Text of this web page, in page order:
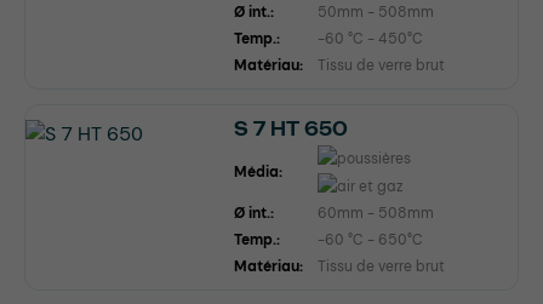
Ø int.:
50mm - 508mm
Temp.:
-60 °C - 450°C
Matériau:
Tissu de verre brut
S 7 HT 650
Média:
Ø int.:
60mm - 508mm
Temp.:
-60 °C - 650°C
Matériau:
Tissu de verre brut